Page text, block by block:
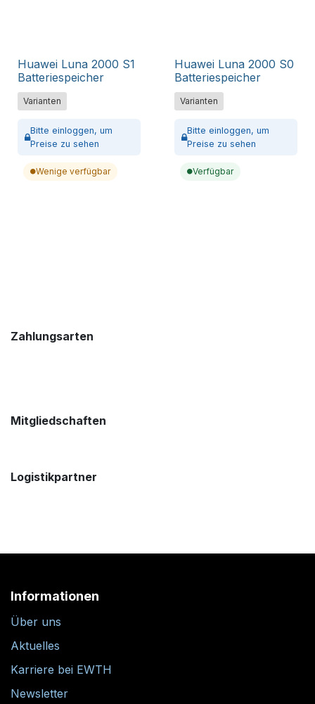
Huawei Luna 2000 S1
Batteriespeicher
Varianten
Bitte einloggen, um
Preise zu sehen
Wenige verfügbar
Huawei Luna 2000 S0
Batteriespeicher
Varianten
Bitte einloggen, um
Preise zu sehen
Verfügbar
Zahlungsarten
Mitgliedschaften
Logistikpartner
Informationen
Über uns
Aktuelles
Karriere bei EWTH
Newsletter